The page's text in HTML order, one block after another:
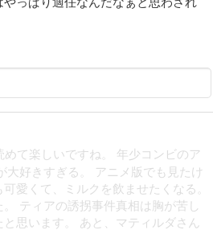
て楽しいですね。 年少コンビのア
大好きすぎる。 アニメ版でも見たけ
愛くて、ミルクを飲ませたくなる。
ティアの誘拐事件真相は胸が苦し
思います。 あと、マティルダさん